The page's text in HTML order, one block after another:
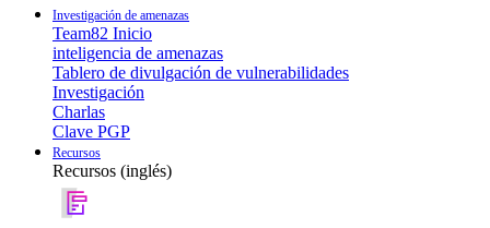
Investigación de amenazas
Team82 Inicio
inteligencia de amenazas
Tablero de divulgación de vulnerabilidades
Investigación
Charlas
Clave PGP
Recursos
Recursos (inglés)